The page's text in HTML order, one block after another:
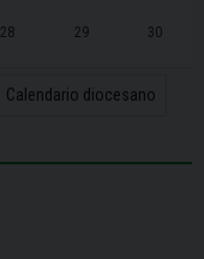
28 29 30
Calendario diocesano